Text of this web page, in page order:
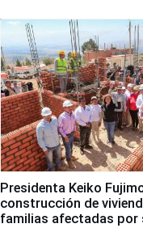
Presidenta Keiko
construcción de
familias afectadas por